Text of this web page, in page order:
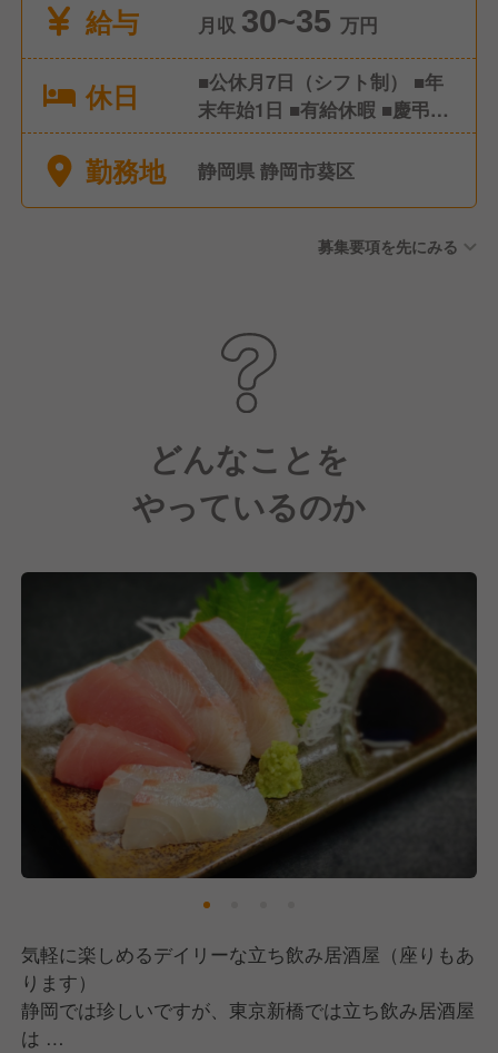
給与
月収 30~35 万円
休日
■公休月7日（シフト制） ■年
末年始1日 ■有給休暇 ■慶弔休
暇など別途 ※年間休日85日
勤務地 静岡県 静岡市葵区
募集要項を先にみる
どんなことを
やっているのか
気軽に楽しめるデイリーな立ち飲み居酒屋（座りもあ
ります）
静岡では珍しいですが、東京新橋では立ち飲み居酒屋
は